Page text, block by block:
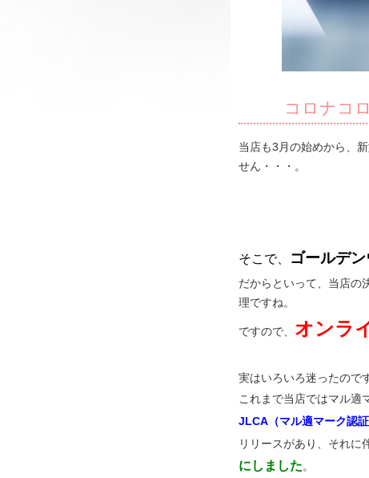
コロナコ
当店も3月の始めから、
せん・・・。
そこで、 ゴールデ
だからといって、当店の
理ですね。
ですので、 オンラ
実はいろいろ迷ったので
これまで当店ではマル適
JLCA（マル適マーク認証
リリースがあり、それに
にしました。